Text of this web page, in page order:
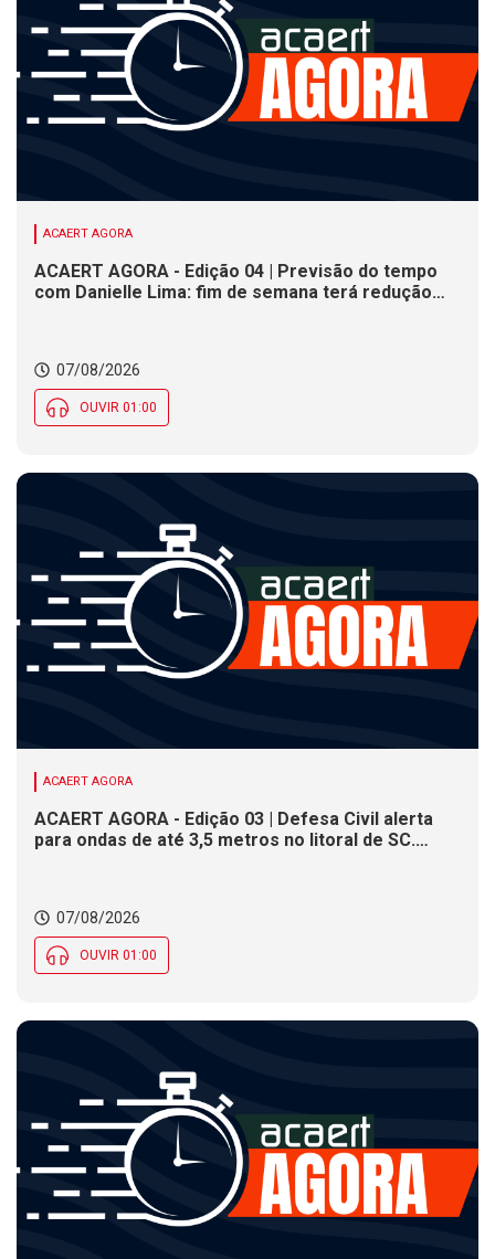
ACAERT AGORA
ACAERT AGORA - Edição 04 | Previsão do tempo
com Danielle Lima: fim de semana terá redução
07/08/2026
OUVIR 01:00
ACAERT AGORA
ACAERT AGORA - Edição 03 | Defesa Civil alerta
para ondas de até 3,5 metros no litoral de SC.
07/08/2026
OUVIR 01:00